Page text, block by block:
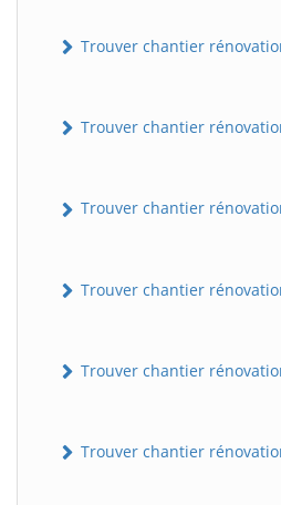
Trouver chantier
Trouver chantier
Trouver chantier
Trouver chantier
Trouver chantier
Trouver chantier
B Assistant en ligne